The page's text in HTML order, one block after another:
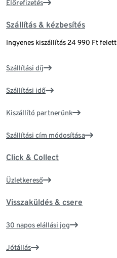
Előrefizetés
Szállítás & kézbesítés
Ingyenes kiszállítás 24 990 Ft felett
Szállítási díj
Szállítási idő
Kiszállító partnerünk
Szállítási cím módosítása
Click & Collect
Üzletkereső
Visszaküldés & csere
30 napos elállási jog
Jótállás